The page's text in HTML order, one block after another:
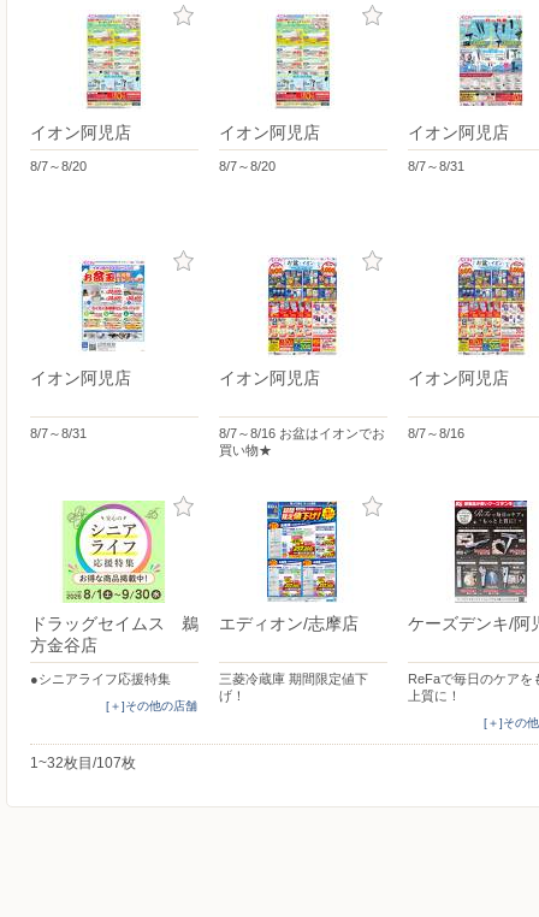
イオン阿児店
8/7～8/20
イオン阿児店
8/7～8/20
イオン阿児店
8/7～8/31
イオン阿児店
8/7～8/31
イオン阿児店
8/7～8/16 お盆はイオンでお
買い物★
イオン阿児店
8/7～8/16
ドラッグセイムス 鵜
方金谷店
●シニアライフ応援特集
[＋]その他の店舗
エディオン/志摩店
三菱冷蔵庫 期間限定値下
げ！
ケーズデンキ/阿
ReFaで毎日のケアを
上質に！
[＋]その
1~32枚目/107枚